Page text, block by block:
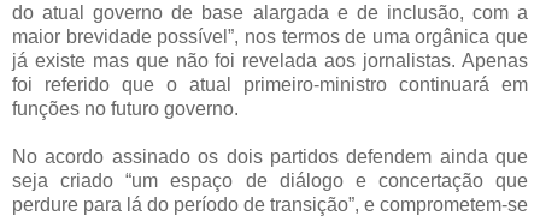
do atual governo de base alargada e de inclusão, com a
maior brevidade possível”, nos termos de uma orgânica que
já existe mas que não foi revelada aos jornalistas. Apenas
foi referido que o atual primeiro-ministro continuará em
funções no futuro governo.
No acordo assinado os dois partidos defendem ainda que
seja criado “um espaço de diálogo e concertação que
perdure para lá do período de transição”, e comprometem-se